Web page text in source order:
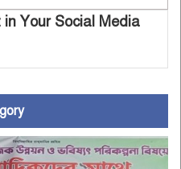
in Your Social Media